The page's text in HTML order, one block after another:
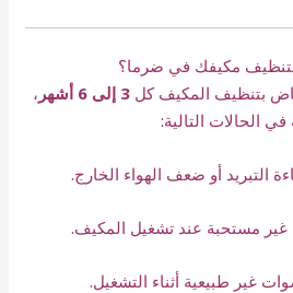
مكيفك في ضرما؟
بتنظيف المكيف كل 3 إلى 6 أشهر
،
الحالات التالية:
التبريد أو ضعف الهواء الخارج.
غير مستحبة عند تشغيل المكيف.
غير طبيعية أثناء التشغيل.